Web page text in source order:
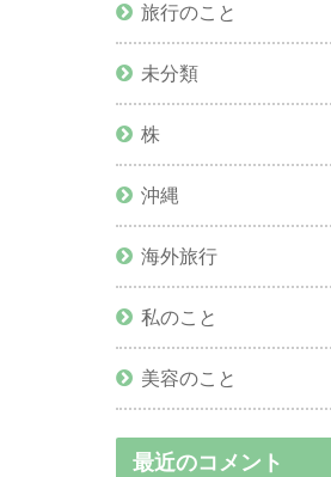
旅行のこと
未分類
株
沖縄
海外旅行
私のこと
美容のこと
最近のコメント